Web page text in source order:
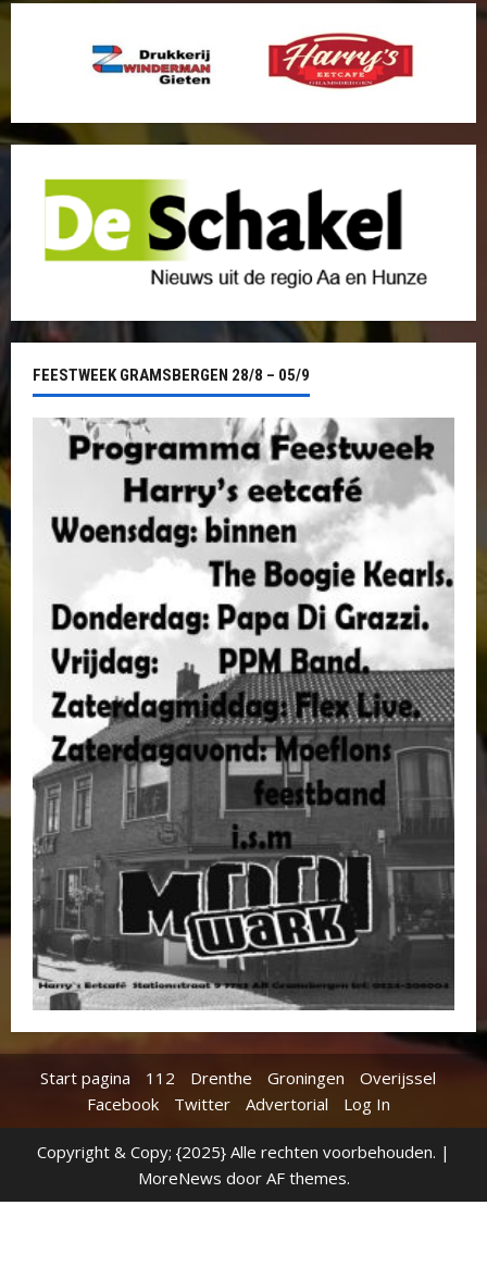
FEESTWEEK GRAMSBERGEN 28/8 – 05/9
Start pagina 112 Drenthe Groningen
Overijssel
Facebook
Twitter Advertorial Log In
Copyright & Copy; {2025} Alle rechten voorbehouden. |
MoreNews door AF themes.